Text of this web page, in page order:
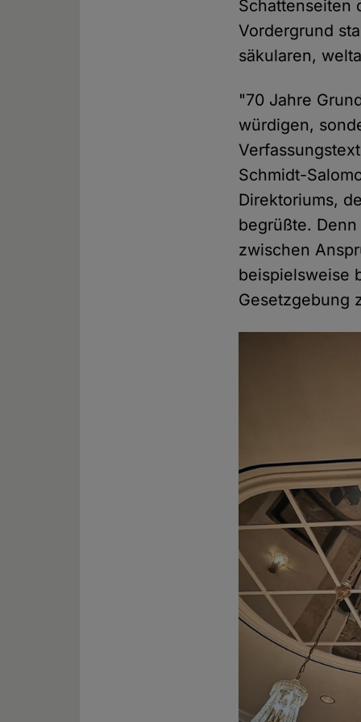
Schattenseiten
Vordergrund
säkularen,
"70 Jahre
würdigen,
Schmidt-
Direktoriums,
begrüßte.
zwischen
beispielsweise
Gesetzgebung